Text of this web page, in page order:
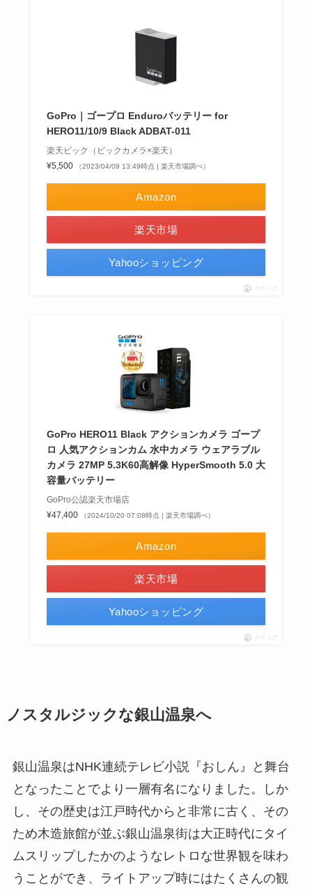
GoPro｜ゴープロ Enduroバッテリー for
HERO11/10/9 Black ADBAT-011
楽天ビック（ビックカメラ×楽天）
¥5,500
（2023/04/09 13:49時点 | 楽天市場調べ）
Amazon
楽天市場
Yahooショッピング
ポチップ
GoPro HERO11 Black アクションカメラ ゴープ
ロ 人気アクションカム 水中カメラ ウェアラブル
カメラ 27MP 5.3K60高解像 HyperSmooth 5.0 大
容量バッテリー
GoPro公認楽天市場店
¥47,400
（2024/10/20 07:08時点 | 楽天市場調べ）
Amazon
楽天市場
Yahooショッピング
ポチップ
ノスタルジックな銀山温泉へ
銀山温泉はNHK連続テレビ小説『おしん』と舞台
となったことでより一層有名になりました。しか
し、その歴史は江戸時代からと非常に古く、その
ため木造旅館が並ぶ銀山温泉街は大正時代にタイ
ムスリップしたかのようなレトロな世界観を味わ
うことができ、ライトアップ時にはたくさんの観